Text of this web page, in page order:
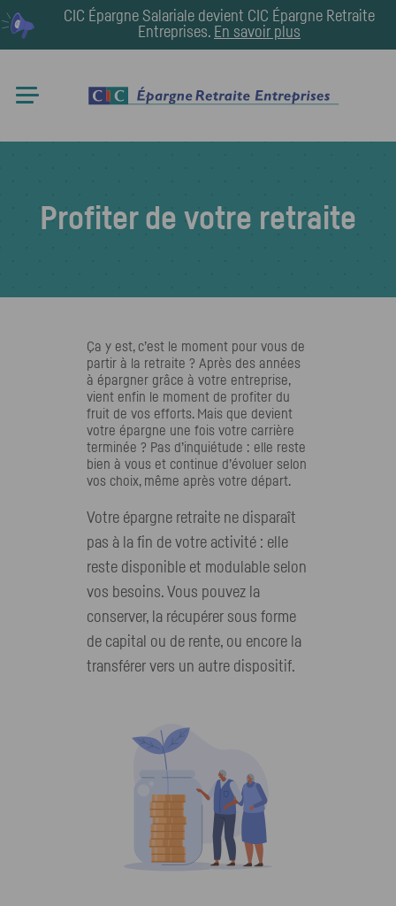
CIC Épargne Salariale devient CIC Épargne Retraite
Entreprises. En savoir plus
Profiter de votre retraite
Ça y est, c’est le moment pour vous de
partir à la retraite ? Après des années
à épargner grâce à votre entreprise,
vient enfin le moment de profiter du
fruit de vos efforts. Mais que devient
votre épargne une fois votre carrière
terminée ? Pas d’inquiétude : elle reste
bien à vous et continue d’évoluer selon
vos choix, même après votre départ.
Votre épargne retraite ne disparaît
pas à la fin de votre activité : elle
reste disponible et modulable selon
vos besoins. Vous pouvez la
conserver, la récupérer sous forme
de capital ou de rente, ou encore la
transférer vers un autre dispositif.